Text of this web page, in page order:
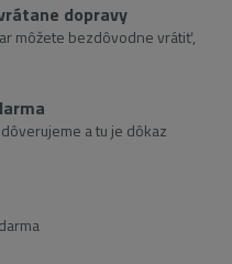
dopravy
môžete bezdôvodne vrátiť,
a tu je dôkaz